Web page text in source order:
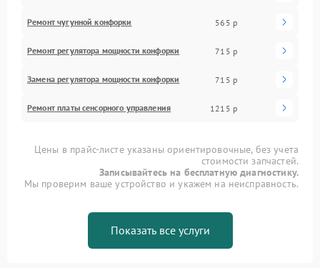
Ремонт чугунной конфорки 565 р
Ремонт регулятора мощности конфорки 715 р
Замена регулятора мощности конфорки 715 р
Ремонт платы сенсорного управления 1215 р
Цены в прайс-листе указаны ориентировочные, без учета
стоимости запчастей.
Записывайтесь на бесплатную диагностику.
Мы проверим ваше устройство и укажем на неисправность.
Показать все услуги